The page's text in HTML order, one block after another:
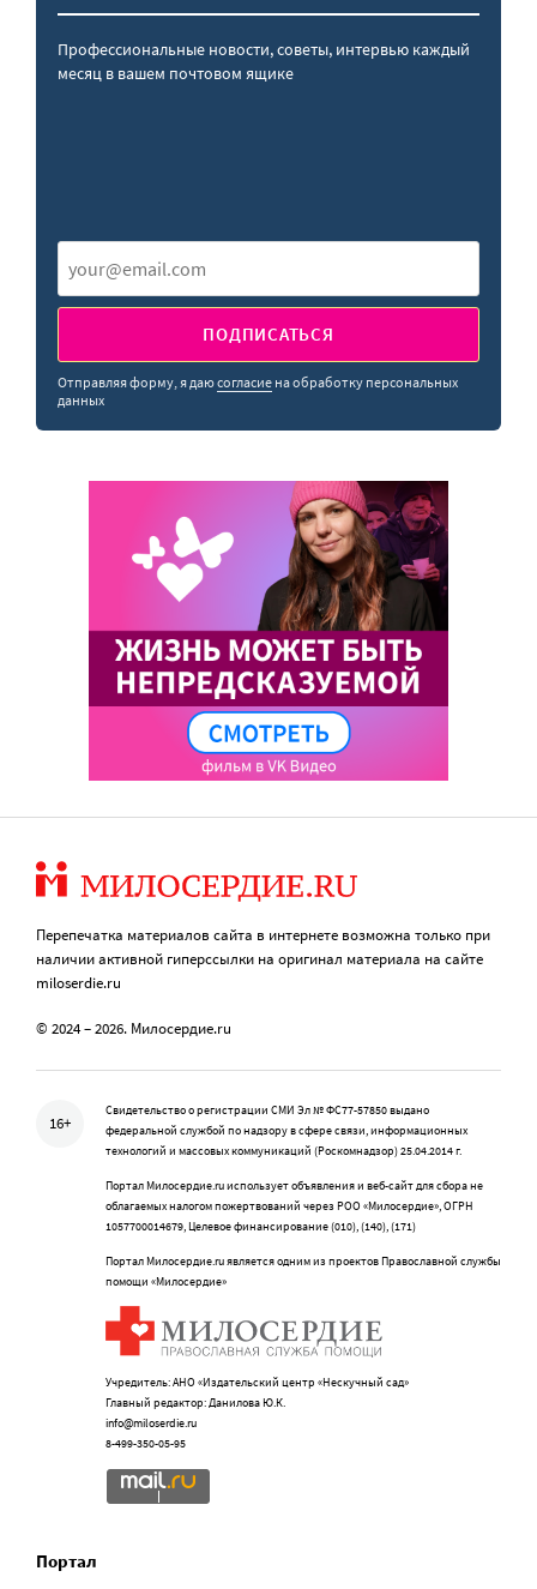
Профессиональные новости, советы, интервью каждый
месяц в вашем почтовом ящике
ПОДПИСАТЬСЯ
Отправляя форму, я даюсогласие на обработку персональных
данных
Перепечатка материалов сайта в интернете возможна только при
наличии активной гиперссылки на оригинал материала на сайте
miloserdie.ru
© 2024 – 2026. Милосердие.ru
16+
Свидетельство о регистрации СМИ Эл № ФС77-57850 выдано
федеральной службой по надзору в сфере связи, информационных
технологий и массовых коммуникаций (Роскомнадзор) 25.04.2014 г.
Портал Милосердие.ru использует объявления и веб-сайт для сбора не
облагаемых налогом пожертвований через РОО «Милосердие», ОГРН
1057700014679, Целевое финансирование (010), (140), (171)
Портал Милосердие.ru является одним из проектов Православной службы
помощи «Милосердие»
Учредитель: АНО «Издательский центр «Нескучный сад»
Главный редактор: Данилова Ю.К.
info@miloserdie.ru
8-499-350-05-95
Портал